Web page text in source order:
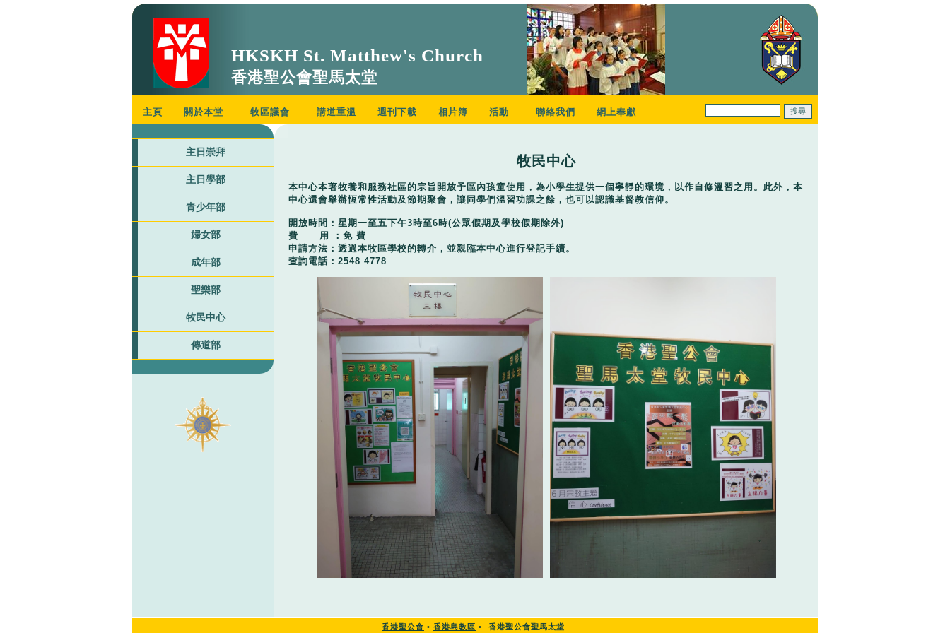
HKSKH St. Matthew's Church
香港聖公會聖馬太堂
主頁 關於本堂 牧區議會 講道重溫 週刊下載 相片簿 活動 聯絡我們 網上奉獻
主日崇拜
主日學部
青少年部
婦女部
成年部
聖樂部
牧民中心
傳道部
牧民中心
本中心本著牧養和服務社區的宗旨開放予區內孩童使用，為小學生提供一個寧靜的環境，以作自修溫習之用。此外，本
中心還會舉辦恆常性活動及節期聚會，讓同學們溫習功課之餘，也可以認識基督教信仰。
開放時間：星期一至五下午3時至6時(公眾假期及學校假期除外)
費 用 ：免 費
申請方法：透過本牧區學校的轉介，並親臨本中心進行登記手續。
查詢電話：2548 4778
香港聖公會 • 香港島教區 • 香港聖公會聖馬太堂